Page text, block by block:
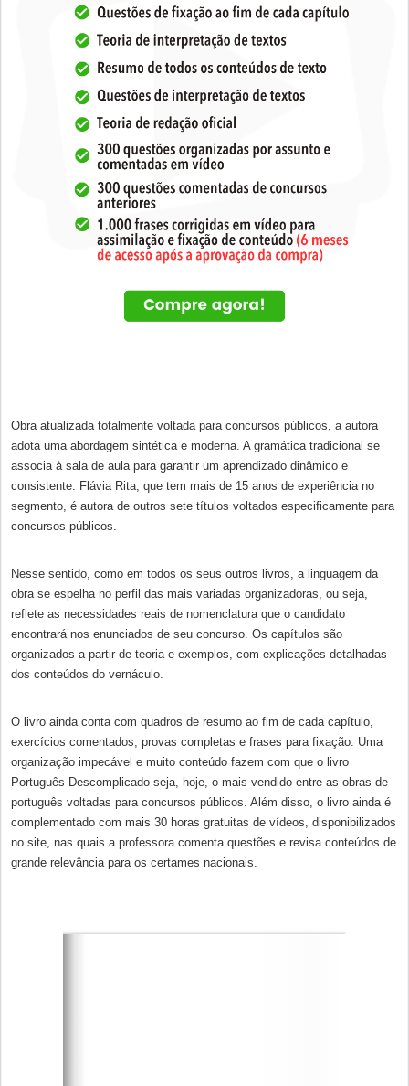
Obra atualizada totalmente voltada para concursos públicos, a autora
adota uma abordagem sintética e moderna. A gramática tradicional se
associa à sala de aula para garantir um aprendizado dinâmico e
consistente. Flávia Rita, que tem mais de 15 anos de experiência no
segmento, é autora de outros sete títulos voltados especificamente para
concursos públicos.
Nesse sentido, como em todos os seus outros livros, a linguagem da
obra se espelha no perfil das mais variadas organizadoras, ou seja,
reflete as necessidades reais de nomenclatura que o candidato
encontrará nos enunciados de seu concurso. Os capítulos são
organizados a partir de teoria e exemplos, com explicações detalhadas
dos conteúdos do vernáculo.
O livro ainda conta com quadros de resumo ao fim de cada capítulo,
exercícios comentados, provas completas e frases para fixação. Uma
organização impecável e muito conteúdo fazem com que o livro
Português Descomplicado seja, hoje, o mais vendido entre as obras de
português voltadas para concursos públicos. Além disso, o livro ainda é
complementado com mais 30 horas gratuitas de vídeos, disponibilizados
no site, nas quais a professora comenta questões e revisa conteúdos de
grande relevância para os certames nacionais.